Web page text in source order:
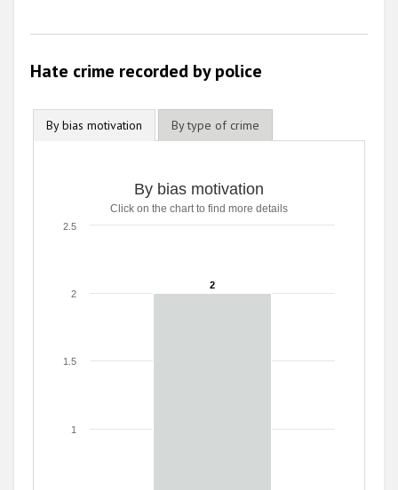
Hate crime recorded by police
By bias motivation By type of crime
By bias motivation
Click on the chart to find more details
2
2
1
1.5
2
2.5